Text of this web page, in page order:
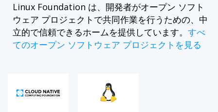
Linux Foundation は、開発者がオープン ソフト
ウェア プロジェクトで共同作業を行うための、中
立的で信頼できるホームを提供しています。 すべ
てのオープン ソフトウェア プロジェクトを見る